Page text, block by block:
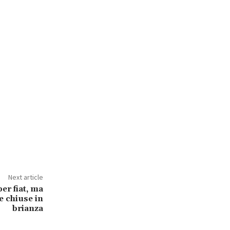
Next article
fiat, ma
chiuse in
brianza